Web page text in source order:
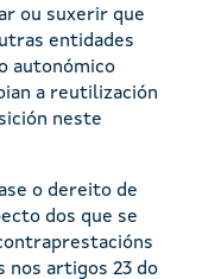
ou suxerir que
entidades
autonómico
a reutilización
neste
o dereito de
dos que se
nos artigos 23 do